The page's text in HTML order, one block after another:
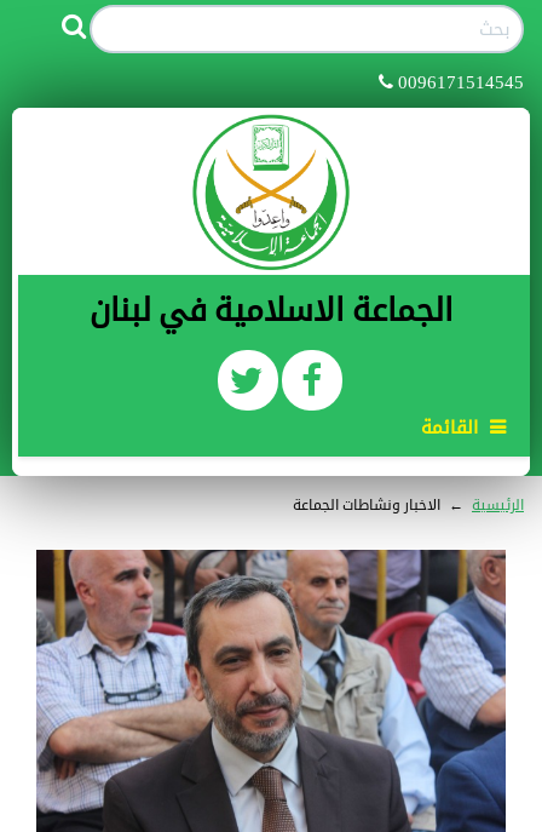
0096171514545
الجماعة الاسلامية في لبنان
القائمة
الرئيسية ← الاخبار ونشاطات الجماعة